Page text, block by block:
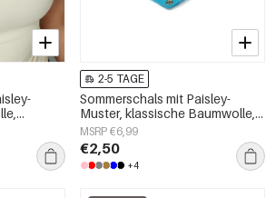
jeden
2-5 TAGE
Sommerschals mit Paisley-
Muster, klassische Baumwolle,
Alltagsaccessoires
MSRP €6,99
€2,50
+4